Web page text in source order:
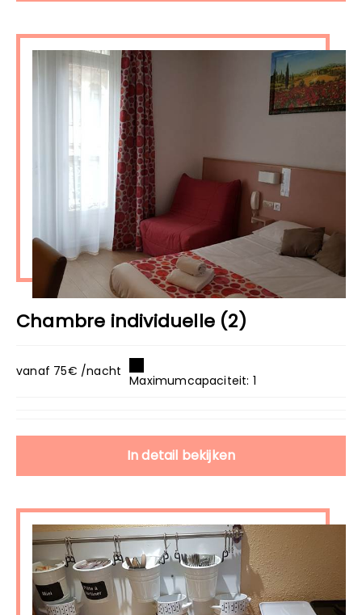
Chambre individuelle (2)
vanaf 75€ /nacht
Maximumcapaciteit: 1
In detail bekijken